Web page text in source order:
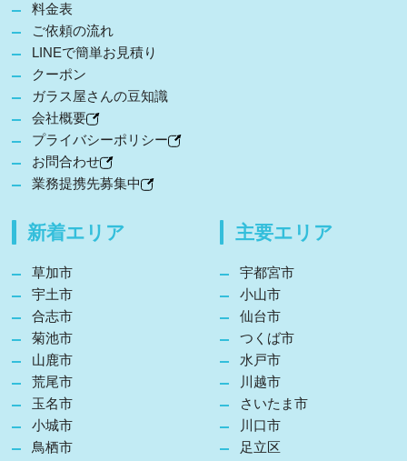
料金表
ご依頼の流れ
LINEで簡単お見積り
クーポン
ガラス屋さんの豆知識
会社概要
プライバシーポリシー
お問合わせ
業務提携先募集中
新着エリア
草加市
宇土市
合志市
菊池市
山鹿市
荒尾市
玉名市
小城市
鳥栖市
主要エリア
宇都宮市
小山市
仙台市
つくば市
水戸市
川越市
さいたま市
川口市
足立区